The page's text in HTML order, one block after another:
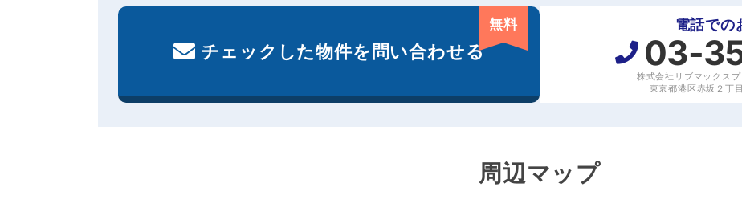
チェックした物件を 問い合わせる
無料 電話での
03-
株式会社リブマックス
東京都港区赤坂２丁
周辺マップ